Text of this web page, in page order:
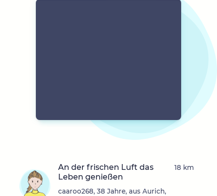
An der frischen Luft das
Leben genießen
caaroo268, 38 Jahre, aus Aurich,
18 km